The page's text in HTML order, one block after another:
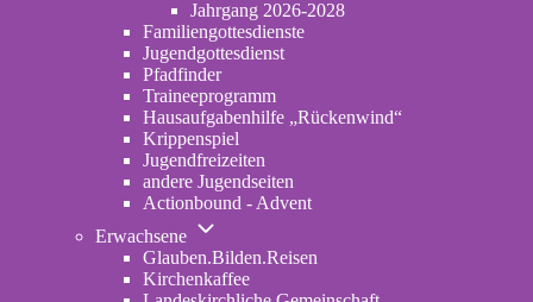
Jahrgang 2026-2028
Familiengottesdienste
Jugendgottesdienst
Pfadfinder(opens
in
new
tab)
Traineeprogramm
Hausaufgabenhilfe „Rückenwind“
Krippenspiel
Jugendfreizeiten
andere Jugendseiten
Actionbound - Advent
Erwachsene
Unternavigation
Erwachsene
Glauben.Bilden.Reisen
Kirchenkaffee